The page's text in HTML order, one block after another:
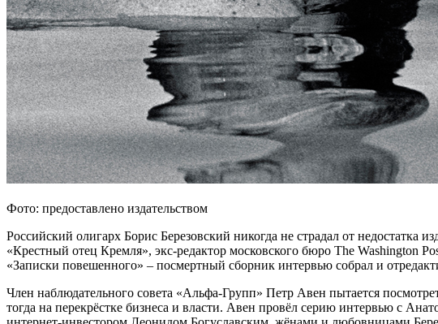
Фото: предоставлено издательством
Российский олигарх Борис Березовский никогда не страдал от недостатка
«Крестный отец Кремля», экс-редактор московского бюро The Washington
«Записки повешенного» – посмертный сборник интервью собрал и
Член наблюдательного совета «Альфа-Групп» Петр Авен пытается
тогда на перекрёстке бизнеса и власти. Авен провёл серию интервью с